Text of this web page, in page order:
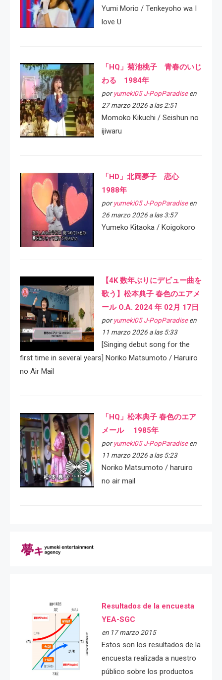
Yumi Morio / Tenkeyoho wa I
love U
「HQ」菊池桃子 青春のいじ
わる 1984年
por yumeki05 J-PopParadiseen
27 marzo 2026 a las 2:51
Momoko Kikuchi / Seishun no
ijiwaru
「HD」北岡夢子 恋心
1988年
por yumeki05 J-PopParadiseen
26 marzo 2026 a las 3:57
Yumeko Kitaoka / Koigokoro
【4K 数年ぶりにデビュー曲を
歌う】松本典子 春色のエアメ
ール O.A. 2024 年 02月 17日
por yumeki05 J-PopParadiseen
11 marzo 2026 a las 5:33
[Singing debut song for the
first time in several years] Noriko Matsumoto / Haruiro
no Air Mail
「HQ」松本典子 春色のエア
メール 1985年
por yumeki05 J-PopParadiseen
11 marzo 2026 a las 5:23
Noriko Matsumoto / haruiro
no air mail
Resultados de la encuesta
YEA-SGC
en 17 marzo 2015
Estos son los resultados de la
encuesta realizada a nuestro
público sobre los productos